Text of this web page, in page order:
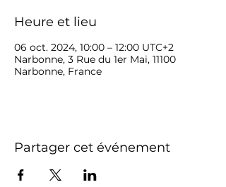
Heure et lieu
06 oct. 2024, 10:00 – 12:00 UTC+2
Narbonne, 3 Rue du 1er Mai, 11100
Narbonne, France
Partager cet événement